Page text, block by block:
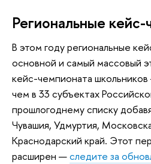
Региональные
В этом году региональные
основной и самый массовый
кейс-чемпионата
чем в 33 субъектах
прошлогоднему списку
Чувашия, Удмуртия,
Краснодарский край. Этот
расширен —следите за